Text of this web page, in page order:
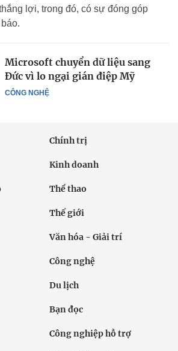
lợi, trong đó, có sự đóng góp
CÔNG NGHỆ
Microsoft chuyển dữ liệu sang
Đức vì lo ngại gián điệp Mỹ
Chính trị
Kinh doanh
Thể thao
Thế giới
Văn hóa - Giải trí
Công nghệ
Du lịch
Bạn đọc
Công nghiệp hỗ trợ